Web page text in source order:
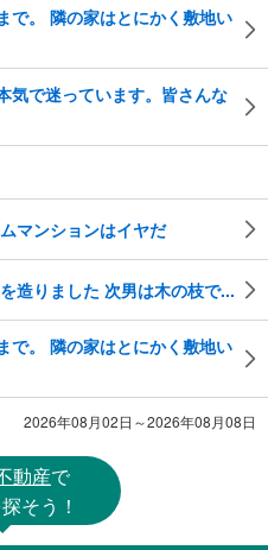
で。 隣の家はとにかく敷地い
気で迷っています。皆さんな
マンションはイヤだ
造りました 次男は木の枝で...
で。 隣の家はとにかく敷地い
2026年08月02日～2026年08月08日
動産で
そう！